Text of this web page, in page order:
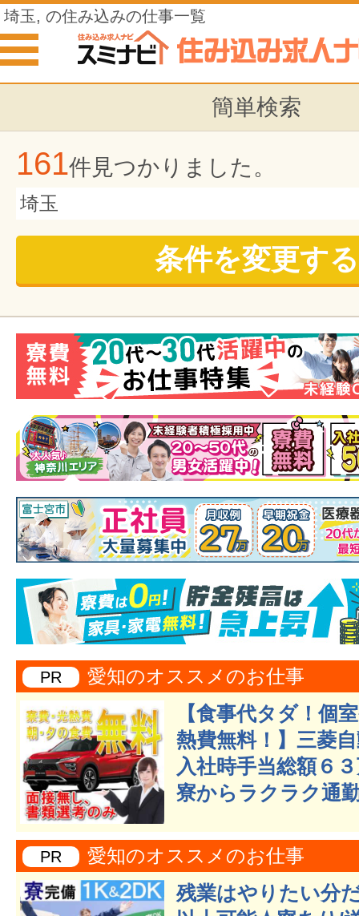
埼玉, の住み込みの仕事一覧
簡単検索
161件見つかりました。
埼玉
条件を変更する
PR 愛知のオススメのお仕事
【食事代タダ！個
熱費無料！】三菱
入社時手当総額６
寮からラクラク通
PR 愛知のオススメのお仕事
残業はやりたい分